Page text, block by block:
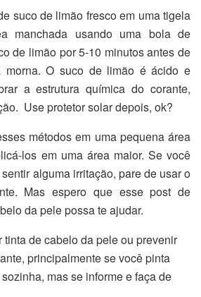
suco de limão fresco em uma tigela
manchada usando uma bola de
de limão por 5-10 minutos antes de
morna. O suco de limão é ácido e
a estrutura química do corante,
Use protetor solar depois, ok?
métodos em uma pequena área
los em uma área maior. Se você
alguma irritação, pare de usar o
Mas espero que esse post de
da pele possa te ajudar.
tinta de cabelo da pele ou prevenir
principalmente se você pinta
mas se informe e faça de